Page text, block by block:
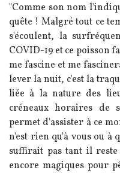
"Comme son nom
quête ! Malgré tout ce
s'écoulent, la
COVID-19 et ce poisson
me fascine et me
lever la nuit, c'est la
liée à la nature des
créneaux horaires de
permet d'assister à ce
n'est rien qu'à vous ou à
suffirait pas tant il
encore magiques pour